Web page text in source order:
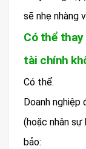
sẽ nhẹ nhàng
Có thể
tài chính
Có thể.
Doanh
(hoặc nhân
bảo: